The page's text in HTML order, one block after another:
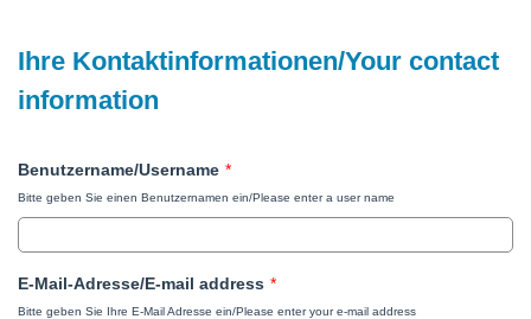
Ihre Kontaktinformationen/Your contact
information
Benutzername/Username *
Bitte geben Sie einen Benutzernamen ein/Please enter a user name
E-Mail-Adresse/E-mail address *
Bitte geben Sie Ihre E-Mail Adresse ein/Please enter your e-mail address